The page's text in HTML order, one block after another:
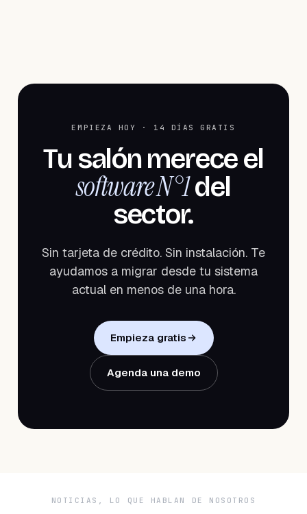
EMPIEZA HOY · 14 DÍAS GRATIS
Tu salón merece el
software N°1del
sector.
Sin tarjeta de crédito. Sin instalación. Te
ayudamos a migrar desde tu sistema
actual en menos de una hora.
Empieza gratis
Agenda una demo
NOTICIAS, LO QUE HABLAN DE NOSOTROS